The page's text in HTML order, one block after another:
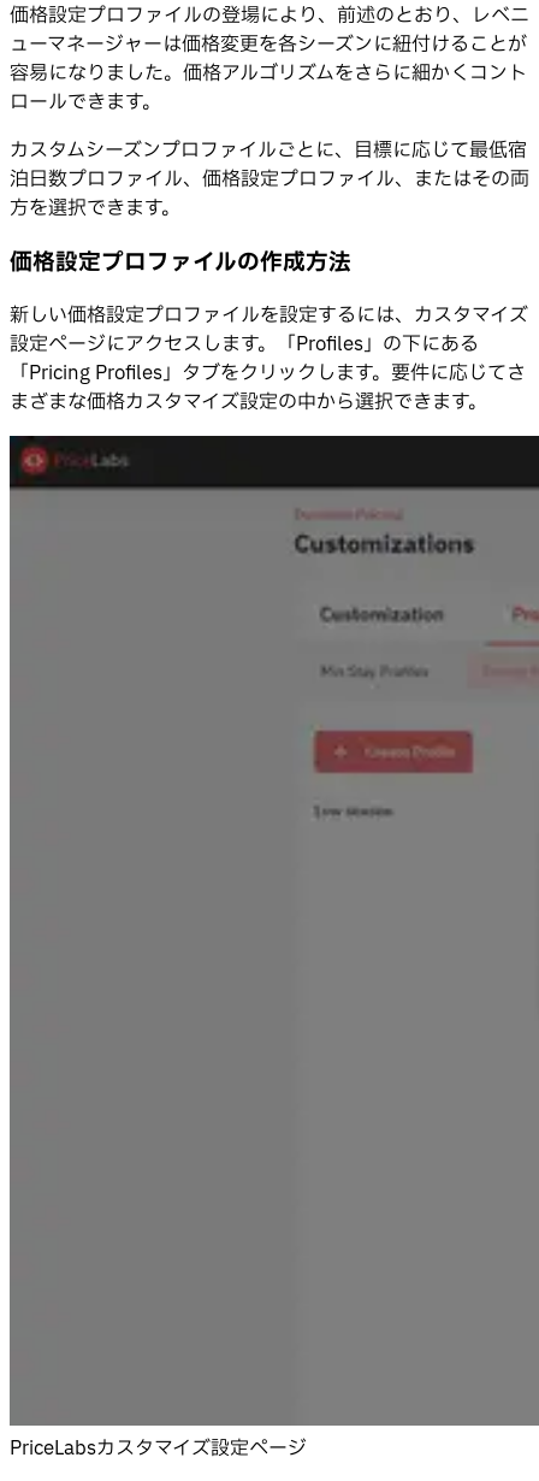
価格設定プロファイルの登場により、前述のとおり、レベニ
ューマネージャーは価格変更を各シーズンに紐付けることが
容易になりました。価格アルゴリズムをさらに細かくコント
ロールできます。
カスタムシーズンプロファイルごとに、目標に応じて最低宿
泊日数プロファイル、価格設定プロファイル、またはその両
方を選択できます。
価格設定プロファイルの作成方法
新しい価格設定プロファイルを設定するには、カスタマイズ
設定ページにアクセスします。「Profiles」の下にある
「Pricing Profiles」タブをクリックします。要件に応じてさ
まざまな価格カスタマイズ設定の中から選択できます。
PriceLabsカスタマイズ設定ページ